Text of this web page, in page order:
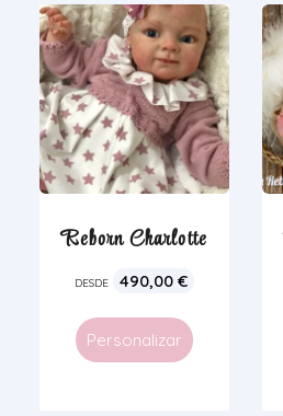
Reborn Charlotte
DESDE 490,00 €
Personalizar